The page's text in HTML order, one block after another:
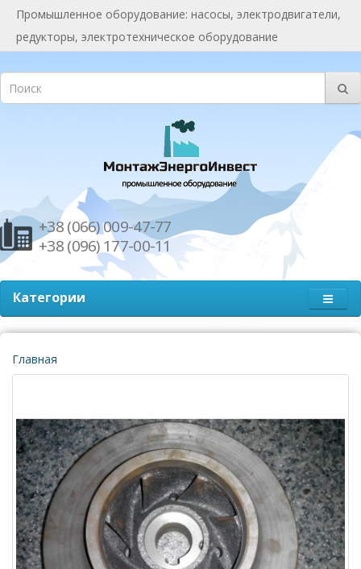
Промышленное оборудование: насосы, электродвигатели,
редукторы, электротехническое оборудование
+38 (066) 009-47-77
+38 (096) 177-00-11
Категории
Главная